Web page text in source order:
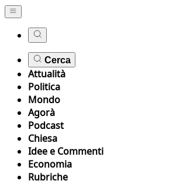
Cerca
Attualità
Politica
Mondo
Agorà
Podcast
Chiesa
Idee e Commenti
Economia
Rubriche